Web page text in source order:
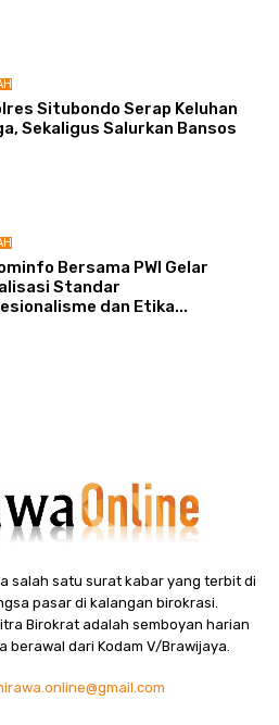
Situbondo Serap Keluhan
Sekaligus Salurkan Bansos
Bersama PWI Gelar
Standar
dan Etika...
salah satu surat kabar yang terbit di
pasar di kalangan birokrasi.
Birokrat adalah semboyan harian
berawal dari Kodam V/Brawijaya.